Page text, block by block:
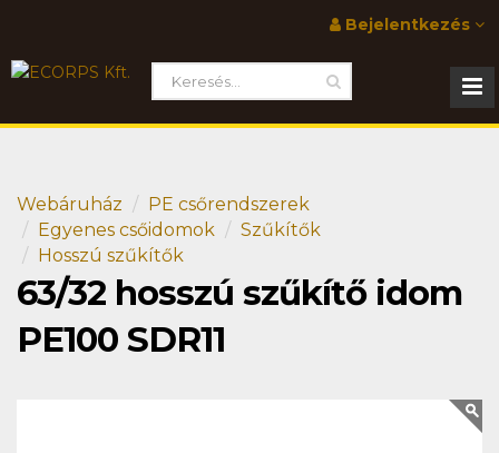
Bejelentkezés
Webáruház
PE csőrendszerek
Egyenes csőidomok
Szűkítők
Hosszú szűkítők
63/32 hosszú szűkítő idom
PE100 SDR11